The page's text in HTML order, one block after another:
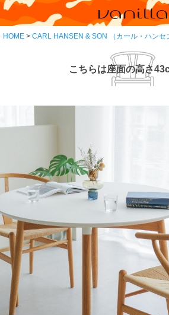
HOME CARL HANSEN & SON （カール・ハンセ
検
こちらは座面の高さ